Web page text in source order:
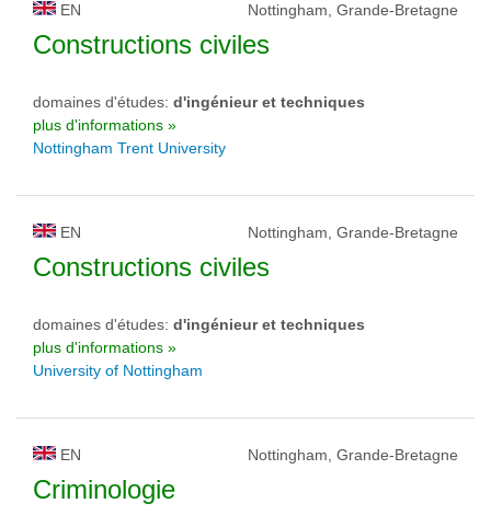
EN Nottingham, Grande-Bretagne
Constructions civiles
domaines d'études: d'ingénieur et techniques
plus d'informations »
Nottingham Trent University
EN Nottingham, Grande-Bretagne
Constructions civiles
domaines d'études: d'ingénieur et techniques
plus d'informations »
University of Nottingham
EN Nottingham, Grande-Bretagne
Criminologie